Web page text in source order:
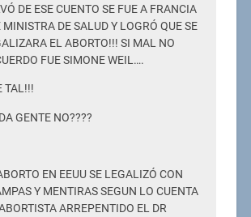
DE ESE CUENTO SE FUE A FRANCIA
MINISTRA DE SALUD Y LOGRÓ QUE SE
EL ABORTO!!! SI MAL NO
FUE SIMONE WEIL….
TAL!!!
GENTE NO????
EN EEUU SE LEGALIZÓ CON
Y MENTIRAS SEGUN LO CUENTA
ARREPENTIDO EL DR